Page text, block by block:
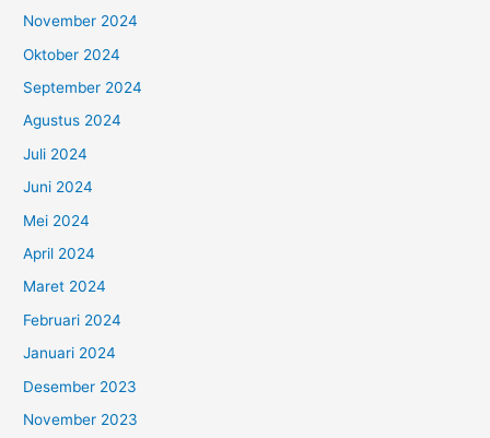
November 2024
Oktober 2024
September 2024
Agustus 2024
Juli 2024
Juni 2024
Mei 2024
April 2024
Maret 2024
Februari 2024
Januari 2024
Desember 2023
November 2023